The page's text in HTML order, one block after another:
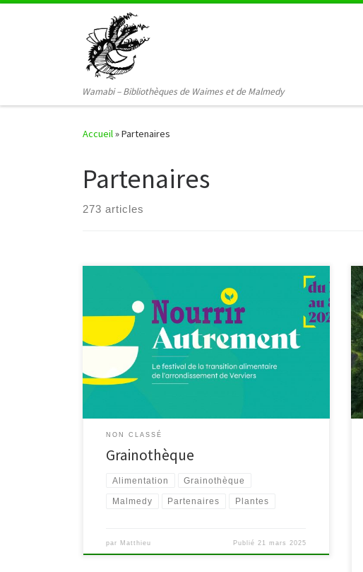
Wamabi – Bibliothèques de Waimes et de Malmedy
Accueil»Partenaires
Partenaires
273 articles
Le printemps est officiellement là ! ‍ Afin d’en profiter
au mieux, la bibliothèque de Malmedy ressort sa
grainothèque. Venez découvrir et, surtout, échanger
les graines de vos légumes, fruits et fleurs ? Le principe
? – Vous venez prendre gratuitement des graines
déposées par d’autres dans votre bibliothèque ; […]
NON CLASSÉ
Grainothèque
Alimentation Grainothèque
Malmedy Partenaires Plantes
par Matthieu Publié 21 mars 2025